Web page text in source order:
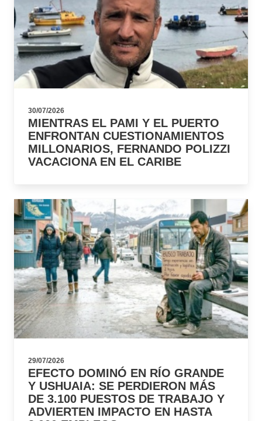
30/07/2026
MIENTRAS EL PAMI Y EL PUERTO
ENFRONTAN CUESTIONAMIENTOS
MILLONARIOS, FERNANDO POLIZZI
VACACIONA EN EL CARIBE
29/07/2026
EFECTO DOMINÓ EN RÍO GRANDE
Y USHUAIA: SE PERDIERON MÁS
DE 3.100 PUESTOS DE TRABAJO Y
ADVIERTEN IMPACTO EN HASTA